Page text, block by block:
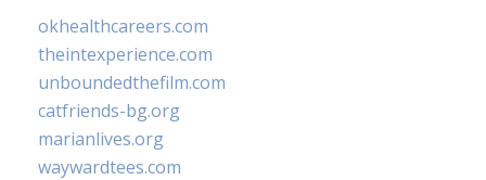
okhealthcareers.com
theintexperience.com
unboundedthefilm.com
catfriends-bg.org
marianlives.org
waywardtees.com